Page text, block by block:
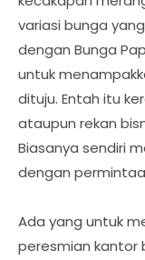
variasi bunga
dengan Bunga
untuk
dituju. Entah itu
ataupun rekan
Biasanya sendiri
dengan
Ada yang untuk
peresmian kantor